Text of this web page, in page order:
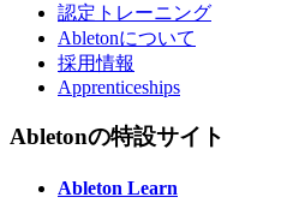
認定トレーニング
Abletonについて
採用情報
Apprenticeships
Abletonの特設サイト
Ableton Learn